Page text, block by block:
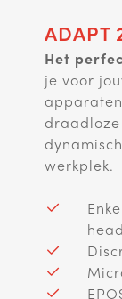
ADAPT
Het
je voor
werkplek.